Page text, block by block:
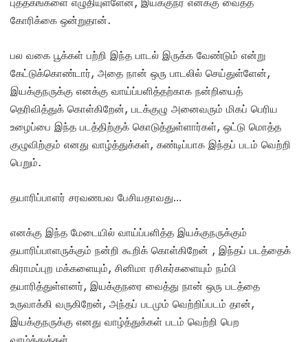
கோரிக்கை ஒன்றுதான்.
பல வகை பூக்கள் பற்றி இந்த பாடல் இருக்க வேண்டும் என்று
கேட்டுக்கொண்டார், அதை நான் ஒரு பாடலில் செய்துள்ளேன்,
இயக்குநருக்கு எனக்கு வாய்ப்பளித்தற்காக நன்றியைத்
தெரிவித்துக் கொள்கிறேன், படக்குழு அனைவரும் மிகப் பெரிய
உழைப்பை இந்த படத்திற்குக் கொடுத்துள்ளார்கள், ஒட்டு மொத்த
குழுவிற்கும் எனது வாழ்த்துக்கள், கண்டிப்பாக இந்தப் படம் வெற்றி
பெறும்.
தயாரிப்பாளர் சரவணபவ பேசியதாவது…
எனக்கு இந்த மேடையில் வாய்ப்பளித்த இயக்குநருக்கும்
தயாரிப்பாளருக்கும் நன்றி கூறிக் கொள்கிறேன் , இந்தப் படத்தைக்
கிராமப்புற மக்களையும், சினிமா ரசிகர்களையும் நம்பி
தயாரித்துள்ளனர், இயக்குநரை வைத்து நான் ஒரு படத்தை
உருவாக்கி வருகிறேன், அந்தப் படமும் வெற்றிப்படம் தான்,
இயக்குநருக்கு எனது வாழ்த்துக்கள் படம் வெற்றி பெற
வாழ்த்துக்கள்.